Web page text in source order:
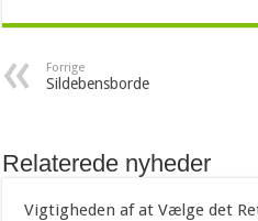
Forrige
Sildebensborde
Relaterede nyheder
Vigtigheden af at Vælge det